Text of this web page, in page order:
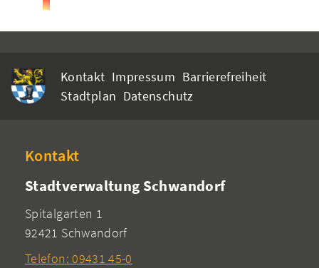
Kontakt Impressum Barrierefreiheit
Stadtplan Datenschutz
Kontakt
Stadtverwaltung Schwandorf
Spitalgarten 1
92421 Schwandorf
Telefon: 09431 45-0